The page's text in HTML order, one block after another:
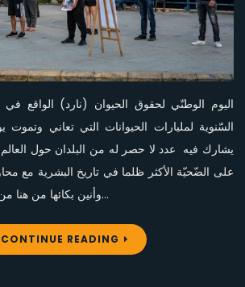
الوطني
لحقوق
الحيوان
السّنوية لمليارات الحيوانات التي تعاني وتموت
يشارك فيه عدد لا حصر له من البلدان حول
على الضّحيّة الأكثر ظلما في تاريخ البشرية مع
وأنين بكائها من هنا من بيروت، لبنان، وبرعاية…
CONTINUE READING